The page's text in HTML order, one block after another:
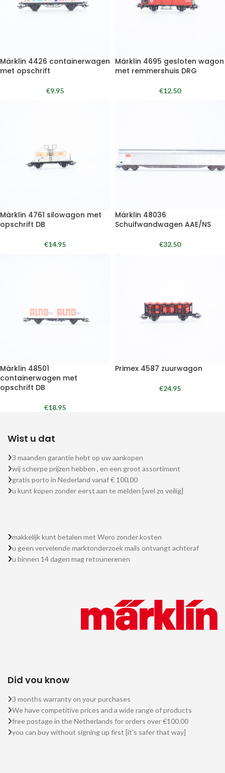
Märklin 4426 containerwagen
met opschrift
€9.95
Märklin 4695 gesloten wagon
met remmershuis DRG
€12.50
Märklin 4761 silowagon met
opschrift DB
€14.95
Märklin 48036
Schuifwandwagen AAE/NS
€32.50
Märklin 48501
containerwagen met
opschrift DB
€18.95
Primex 4587 zuurwagon
€24.95
Wist u dat
3 maanden garantie hebt op uw aankopen
wij scherpe prijzen hebben , en een groot assortiment
gratis porto in Nederland vanaf € 100,00
u kunt kopen zonder eerst aan te melden [wel zo veilig]
makkelijk kunt betalen met Wero zonder kosten
u geen vervelende marktonderzoek mails ontvangt achteraf
u binnen 14 dagen mag retounerenen
Did you know
3 months warranty on your purchases
We have competitive prices and a wide range of products
free postage in the Netherlands for orders over €100.00
you can buy without signing up first [it's safer that way]